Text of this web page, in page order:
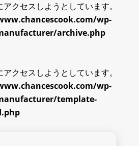
クセスしようとしています。
wp-
archive.php
クセスしようとしています。
wp-
template-